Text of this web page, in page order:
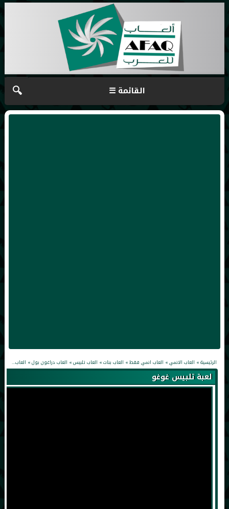
☰ القائمة 🔍
الرئيسية» العاب الانمي» العاب انمي فقط» العاب بنات» العاب تلبيس» العاب دراغون بول» العاب كرات تنين Z
لعبة تلبيس غوغو